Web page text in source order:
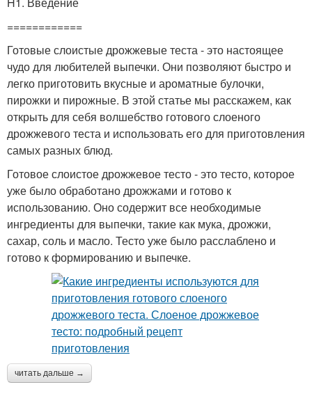
============
Готовые слоистые дрожжевые теста - это настоящее
чудо для любителей выпечки. Они позволяют быстро и
легко приготовить вкусные и ароматные булочки,
пирожки и пирожные. В этой статье мы расскажем, как
открыть для себя волшебство готового слоеного
дрожжевого теста и использовать его для приготовления
самых разных блюд.
Готовое слоистое дрожжевое тесто - это тесто, которое
уже было обработано дрожжами и готово к
использованию. Оно содержит все необходимые
ингредиенты для выпечки, такие как мука, дрожжи,
сахар, соль и масло. Тесто уже было расслаблено и
готово к формированию и выпечке.
читать дальше →